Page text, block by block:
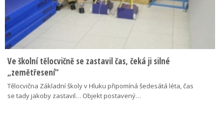
Ve školní tělocvičně se zastavil čas, čeká ji silné
„zemětřesení“
Tělocvična Základní školy v Hluku připomíná šedesátá léta, čas
se tady jakoby zastavil… Objekt postavený…